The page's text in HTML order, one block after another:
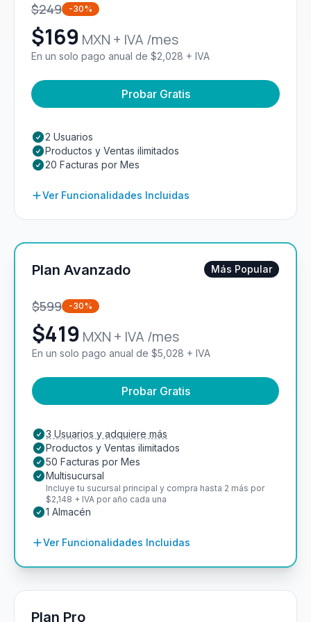
$249 -30%
$169 MXN + IVA /mes
En un solo pago anual de $2,028 + IVA
Probar Gratis
2 Usuarios
Productos y Ventas ilimitados
20 Facturas por Mes
Ver Funcionalidades Incluidas
Plan Avanzado Más Popular
$599 -30%
$419 MXN + IVA /mes
En un solo pago anual de $5,028 + IVA
Probar Gratis
3 Usuarios y adquiere más
Productos y Ventas ilimitados
50 Facturas por Mes
Multisucursal
Incluye tu sucursal principal y compra hasta 2 más por
$2,148 + IVA por año cada una
1 Almacén
Ver Funcionalidades Incluidas
Plan Pro